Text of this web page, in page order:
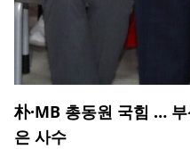
朴·MB 총동원 국힘 … 부
은 사수